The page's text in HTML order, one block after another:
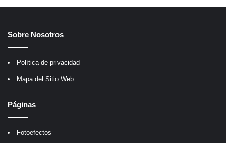
Sobre Nosotros
Política de privacidad
Mapa del Sitio Web
Páginas
Fotoefectos